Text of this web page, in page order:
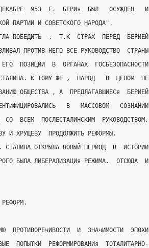
ДЕКАБРЕ  953  Г.  БЕРИя  БЫЛ   ОСУЖДЕН   И
ПАРТИИ И СОВЕТСКОГО НАРОДА".
ПОБЕДИТЬ  ,  Т.К  СТРАХ  ПЕРЕД  БЕРИЕЙ
ПРОТИВ НЕГО ВСЕ РУКОВОДСТВО  СТРАНЫ
ПОЗИЦИИ  В  ОРГАНАХ  ГОСБЕЗОПАСНОСТИ
СТАЛИНА. К ТОМУ ЖЕ ,  НАРОД   В  ЦЕЛОМ  НЕ
ОБЩЕСТВА , А  ПРЕДЛАГАВШИЕСя  БЕРИЕЙ
В   МАССОВОМ   СОЗНАНИИ
ВСЕМ  ПОСЛЕСТАЛИНСКИМ  РУКОВОДСТВОМ.
И ХРУЩЕВУ  ПРОДОЛЖИТЬ РЕФОРМЫ.
СТАЛИНА ОТКРЫЛА НОВЫЙ ПЕРИОД  В  ИСТОРИИ
БЫЛА ЛИБЕРАЛИЗАЦИя РЕЖИМА.  ОТСЮДА  И
ПРОТИВОРЕчИВОСТИ  И  ЗНАчИМОСТИ  ЭПОХИ
ПОПЫТКИ  РЕФОРМИРОВАНИя  ТОТАЛИТАРНО-